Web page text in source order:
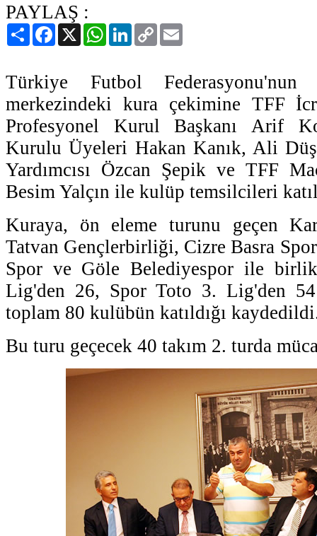
PAYLAŞ :
PaylaşFacebook
X WhatsAppLinkedIn
Copy
Link
Türkiye Futbol
merkezindeki kura çekimine TFF
Profesyonel Kurul Başkanı Arif
Kurulu Üyeleri Hakan Kanık, Ali
Yardımcısı Özcan Şepik ve TFF
Besim Yalçın ile kulüp temsilcileri
Kuraya, ön eleme turunu geçen
Tatvan Gençlerbirliği, Cizre Basra
Spor ve Göle Belediyespor ile
Lig'den 26, Spor Toto 3. Lig'den 54
toplam 80 kulübün katıldığı
Bu turu geçecek 40 takım 2. turda